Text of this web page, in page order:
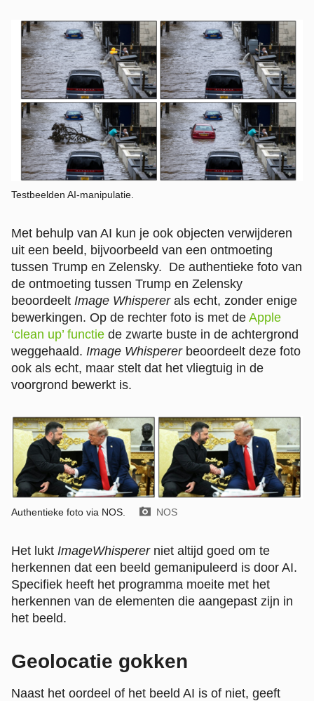
Testbeelden AI-manipulatie.
Met behulp van AI kun je ook objecten verwijderen
uit een beeld, bijvoorbeeld van een ontmoeting
tussen Trump en Zelensky. De authentieke foto van
de ontmoeting tussen Trump en Zelensky
beoordeelt Image Whispererals echt, zonder enige
bewerkingen. Op de rechter foto is met de Apple
‘clean up’ functie de zwarte buste in de achtergrond
weggehaald. Image Whisperer beoordeelt deze foto
ook als echt, maar stelt dat het vliegtuig in de
voorgrond bewerkt is.
Authentieke foto via NOS. Beeld door:
NOS
Het lukt ImageWhispererniet altijd goed om te
herkennen dat een beeld gemanipuleerd is door AI.
Specifiek heeft het programma moeite met het
herkennen van de elementen die aangepast zijn in
het beeld.
Geolocatie gokken
Naast het oordeel of het beeld AI is of niet, geeft